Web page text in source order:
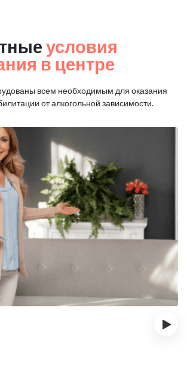
условия
в центре
всем необходимым для оказания
от алкогольной зависимости.
›